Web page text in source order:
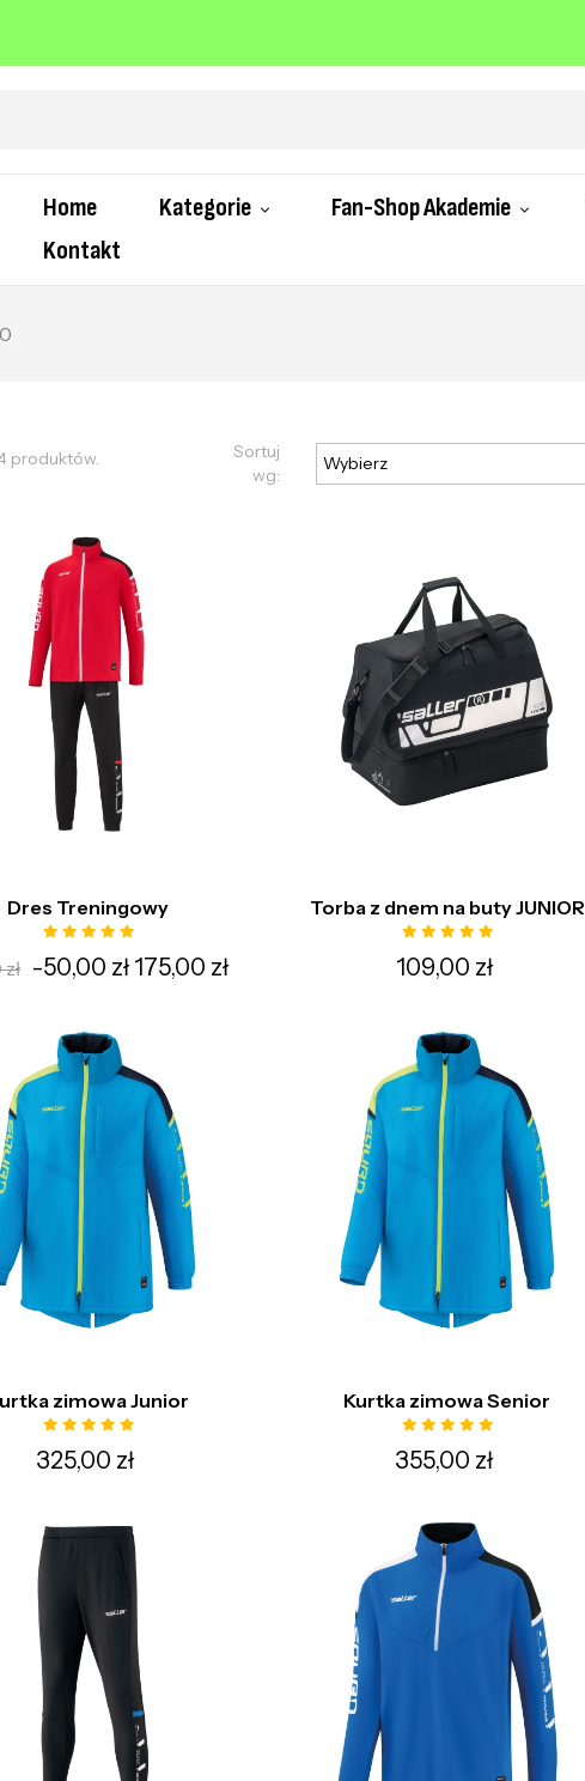
Home Kategorie Fan-Shop Akademie
Kontakt
produktów.
Sortuj
wg:
Wybierz
Dres Treningowy
-50,00 zł 175,00 zł
Torba z dnem na buty JUNIOR
109,00 zł
zimowa Junior
325,00 zł
Kurtka zimowa Senior
355,00 zł